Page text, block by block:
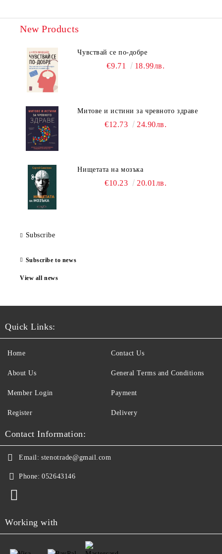
New Products
Чувствай се по-добре
€9.71 18.99лв.
Митове и истини за чревното здраве
€12.73 24.90лв.
Нищетата на мозъка
€10.23 20.01лв.
Subscribe
Subscribe to news
View all news
Quick Links:
Home
About Us
Member Login
Register
Contact Us
General Terms and Conditions
Payment
Delivery
Contact Information:
Email: stenotrade@gmail.com
Phone: 052643146
Working with